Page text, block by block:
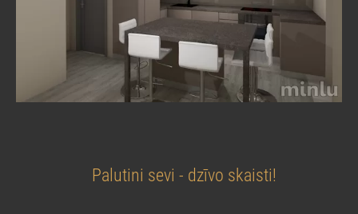
Palutini sevi - dzīvo skaisti!